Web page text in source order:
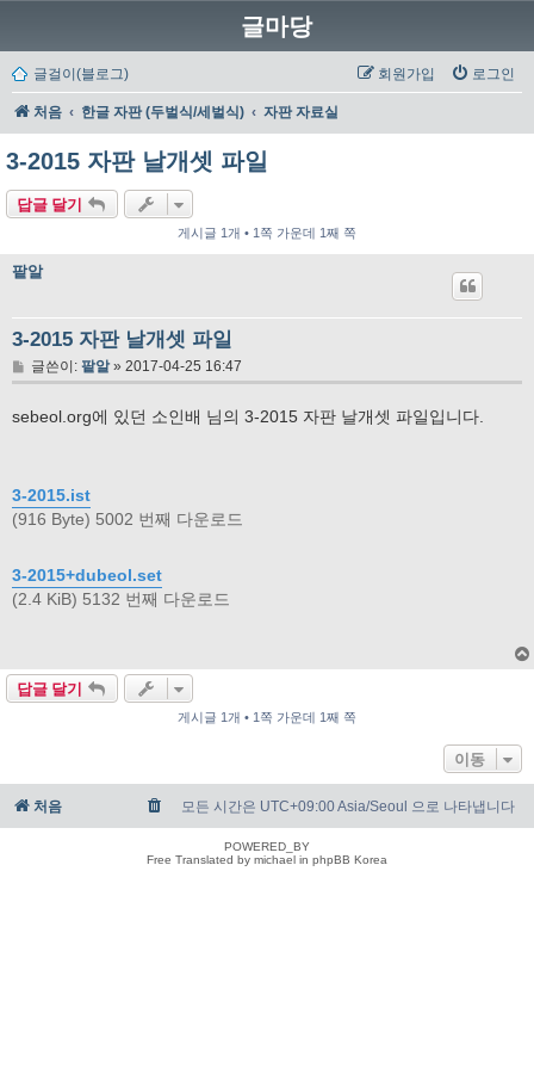
글마당
글걸이(블로그) 로그인
회원가입
처음 한글 자판 (두벌식/세벌식) 자판 자료실
3-2015 자판 날개셋 파일
답글 달기
게시글 1개 • 1쪽 가운데 1째 쪽
팥알
3-2015 자판 날개셋 파일
글
글쓴이: 팥알» 2017-04-25 16:47
sebeol.org에 있던 소인배 님의 3-2015 자판 날개셋 파일입니다.
3-2015.ist
(916 Byte) 5002 번째 다운로드
3-2015+dubeol.set
(2.4 KiB) 5132 번째 다운로드
답글 달기
게시글 1개 • 1쪽 가운데 1째 쪽
이동
처음 모든 시간은 UTC+09:00 Asia/Seoul 으로 나타냅니다
POWERED_BY
Free Translated by michael in phpBB Korea